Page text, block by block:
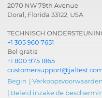
2070 NW 79th Avenue
Doral, Florida 33122, USA
TECHNISCH
+1 305 960 7651
Bel gratis:
+1 800 975 1865
Begin | Verkoopsvoorwaarden
| Beleid inzake de